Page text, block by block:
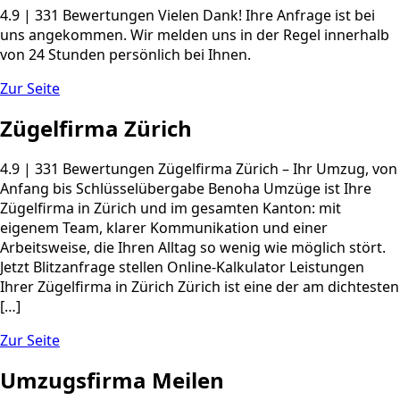
4.9 | 331 Bewertungen Vielen Dank! Ihre Anfrage ist bei
uns angekommen. Wir melden uns in der Regel innerhalb
von 24 Stunden persönlich bei Ihnen.
Zur Seite
Zügelfirma Zürich
4.9 | 331 Bewertungen Zügelfirma Zürich – Ihr Umzug, von
Anfang bis Schlüsselübergabe Benoha Umzüge ist Ihre
Zügelfirma in Zürich und im gesamten Kanton: mit
eigenem Team, klarer Kommunikation und einer
Arbeitsweise, die Ihren Alltag so wenig wie möglich stört.
Jetzt Blitzanfrage stellen Online-Kalkulator Leistungen
Ihrer Zügelfirma in Zürich Zürich ist eine der am dichtesten
[…]
Zur Seite
Umzugsfirma Meilen